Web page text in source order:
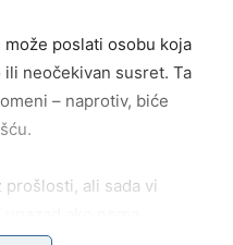
poslati osobu koja
neočekivan susret. Ta
– naprotiv, biće
ali sada vi